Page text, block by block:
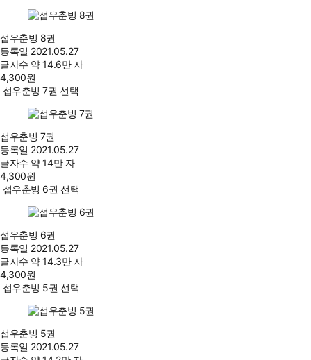
섭우춘빙 8권
등록일 2021.05.27
글자수 약 14.6만 자
4,300원
섭우춘빙 7권 선택
섭우춘빙 7권
등록일 2021.05.27
글자수 약 14만 자
4,300원
섭우춘빙 6권 선택
섭우춘빙 6권
등록일 2021.05.27
글자수 약 14.3만 자
4,300원
섭우춘빙 5권 선택
섭우춘빙 5권
등록일 2021.05.27